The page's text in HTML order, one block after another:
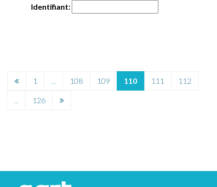
Identifiant:
Page1 ... 108 109 110 111 112
... 126
Page